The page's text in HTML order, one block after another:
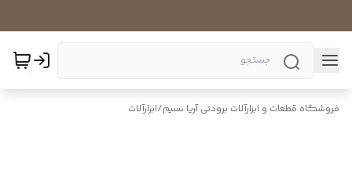
فروشگاه قطعات و ابزارآلات برودتی آریا نسیم/ابزارآلات